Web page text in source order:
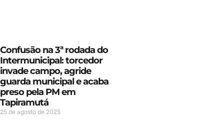
Confusão na 3ª rodada do
Intermunicipal: torcedor
invade campo, agride
guarda municipal e acaba
preso pela PM em
Tapiramutá
25 de agosto de 2025